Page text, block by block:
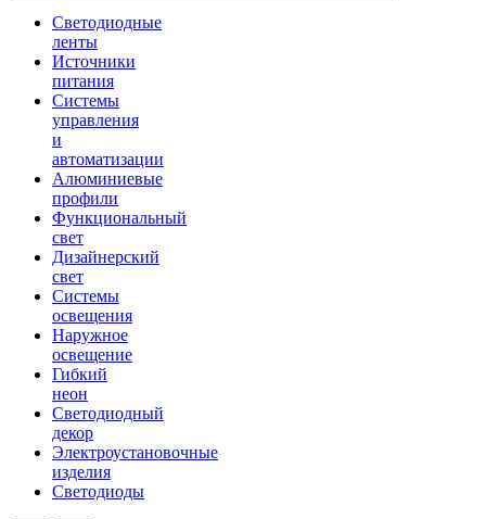
Светодиодные
ленты
Источники
питания
Системы
управления
и
автоматизации
Алюминиевые
профили
Функциональный
свет
Дизайнерский
свет
Системы
освещения
Наружное
освещение
Гибкий
неон
Светодиодный
декор
Электроустановочные
изделия
Светодиоды